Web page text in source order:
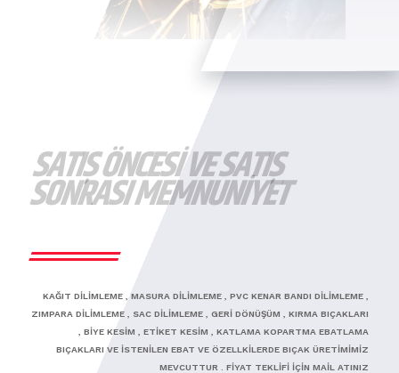
SATIŞ ÖNCESI VE SATIŞ
SONRASI MEMNUNİYET
KAĞIT DİLİMLEME , MASURA DİLİMLEME , PVC KENAR BANDI DİLİMLEME ,
ZIMPARA DİLİMLEME , SAC DİLİMLEME , GERİ DÖNÜŞÜM , KIRMA BIÇAKLARI
, BİYE KESİM , ETİKET KESİM , KATLAMA KOPARTMA EBATLAMA
BIÇAKLARI VE İSTENİLEN EBAT VE ÖZELLKİLERDE BIÇAK ÜRETİMİMİZ
MEVCUTTUR . FİYAT TEKLİFİ İÇİN MAİL ATINIZ